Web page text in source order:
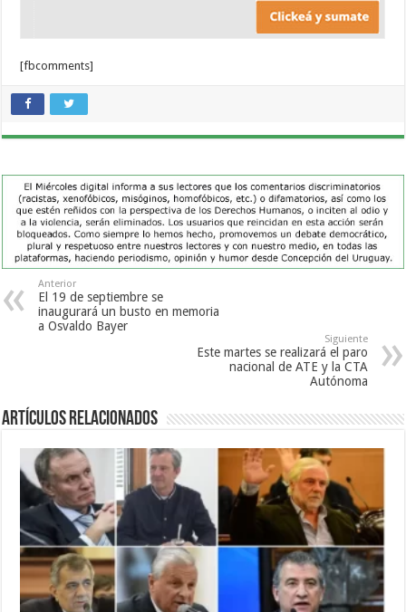
[fbcomments]
Anterior
El 19 de septiembre se
inaugurará un busto en memoria
a Osvaldo Bayer
Siguiente
Este martes se realizará el paro
nacional de ATE y la CTA
Autónoma
Artículos Relacionados